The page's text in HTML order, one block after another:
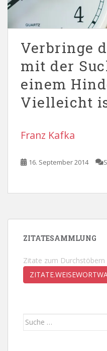
Verbringe
mit der
einem
Vielleicht
Franz Kafka
16. September 2014
ZITATESAMMLUNG
Zitate zum Durchstöbern
Suche